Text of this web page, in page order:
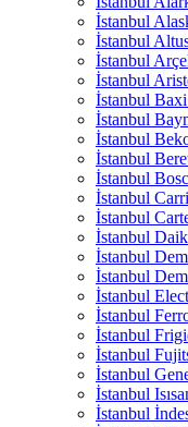
İstanbul
İstanbul
İstanbul
İstanbul
İstanbul
İstanbul
İstanbul
İstanbul
İstanbul
İstanbul
İstanbul
İstanbul
İstanbul
İstanbul
İstanbul
İstanbul
İstanbul
İstanbul
İstanbul
İstanbul
İstanbul